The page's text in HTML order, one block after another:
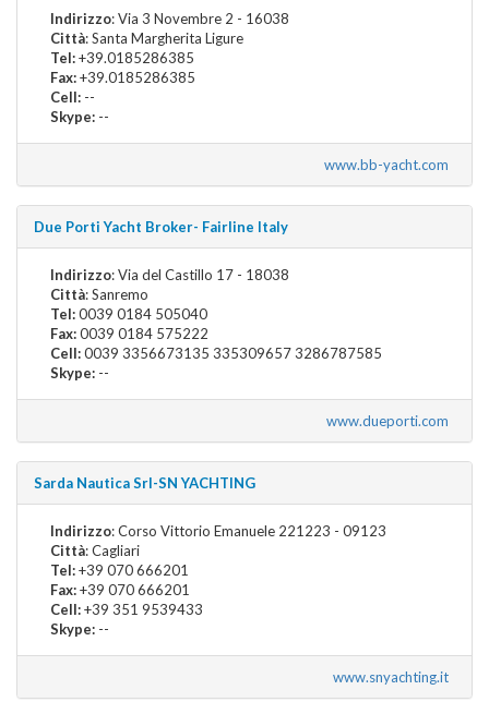
Indirizzo: Via 3 Novembre 2 - 16038
Città: Santa Margherita Ligure
Tel:+39.0185286385
Fax:+39.0185286385
Cell: --
Skype: --
www.bb-yacht.com
Due Porti Yacht Broker- Fairline Italy
Indirizzo: Via del Castillo 17 - 18038
Città: Sanremo
Tel:0039 0184 505040
Fax:0039 0184 575222
Cell:0039 3356673135 335309657 3286787585
Skype: --
www.dueporti.com
Sarda Nautica Srl-SN YACHTING
Indirizzo: Corso Vittorio Emanuele 221223 - 09123
Città: Cagliari
Tel:+39 070 666201
Fax:+39 070 666201
Cell:+39 351 9539433
Skype: --
www.snyachting.it